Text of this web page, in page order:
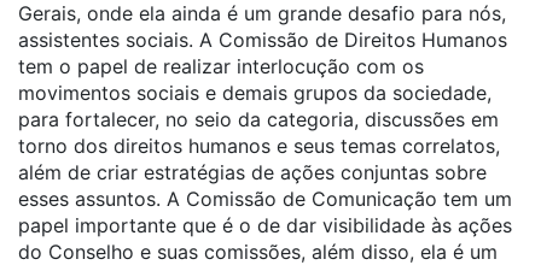
Gerais, onde ela ainda é um grande desafio para nós,
assistentes sociais. A Comissão de Direitos Humanos
tem o papel de realizar interlocução com os
movimentos sociais e demais grupos da sociedade,
para fortalecer, no seio da categoria, discussões em
torno dos direitos humanos e seus temas correlatos,
além de criar estratégias de ações conjuntas sobre
esses assuntos. A Comissão de Comunicação tem um
papel importante que é o de dar visibilidade às ações
do Conselho e suas comissões, além disso, ela é um